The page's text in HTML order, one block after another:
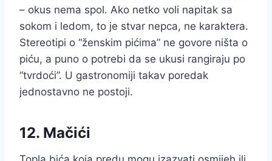
– okus nema spol. Ako netko voli napitak sa
sokom i ledom, to je stvar nepca, ne karaktera.
Stereotipi o “ženskim pićima” ne govore ništa o
piću, a puno o potrebi da se ukusi rangiraju po
“tvrdoći”. U gastronomiji takav poredak
jednostavno ne postoji.
12. Mačići